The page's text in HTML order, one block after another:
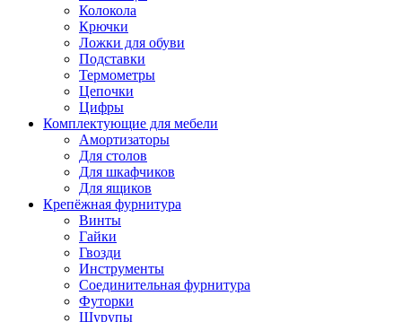
Колокола
Крючки
Ложки для обуви
Подставки
Термометры
Цепочки
Цифры
Комплектующие для мебели
Амортизаторы
Для столов
Для шкафчиков
Для ящиков
Крепёжная фурнитура
Винты
Гайки
Гвозди
Инструменты
Соединительная фурнитура
Футорки
Шурупы